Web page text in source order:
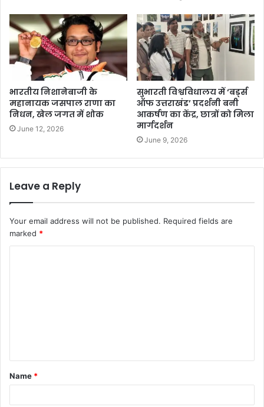
भारतीय निशानेबाजी के
महानायक जसपाल राणा का
निधन, खेल जगत में शोक
June 12, 2026
सुभारती विश्वविधालय में ‘बर्ड्स
ऑफ उत्तराखंड’ प्रदर्शनी बनी
आकर्षण का केंद्र, छात्रों को मिला
मार्गदर्शन
June 9, 2026
Leave a Reply
Your email address will not be published. Required fields are
marked *
t
*
Name *